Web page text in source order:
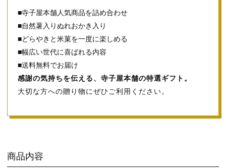
■寺子屋本舗人気商品を詰め合わせ
■自然薯入りぬれおかき入り
■どらやきと米菓を一度に楽しめる
■幅広い世代に喜ばれる内容
■送料無料でお届け
感謝の気持ちを伝える、寺子屋本舗の特選ギフト。
大切な方への贈り物にぜひご利用ください。
商品内容